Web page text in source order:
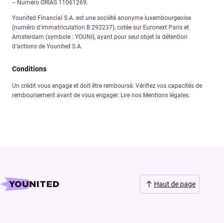
– Numéro ORIAS 11061269.
Younited Financial S.A. est une société anonyme luxembourgeoise
(numéro d’immatriculation B 292237), cotée sur Euronext Paris et
Amsterdam (symbole : YOUNI), ayant pour seul objet la détention
d’actions de Younited S.A.
Conditions
Un crédit vous engage et doit être remboursé. Vérifiez vos capacités de
remboursement avant de vous engager. Lire nos Mentions légales.
Haut de page